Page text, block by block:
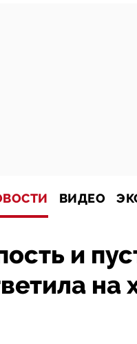
ВИДЕО
и
на